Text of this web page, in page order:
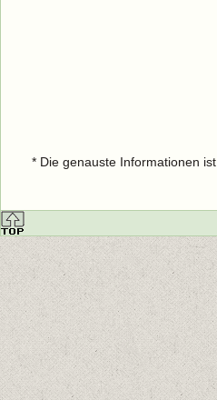
* Die genauste Informationen